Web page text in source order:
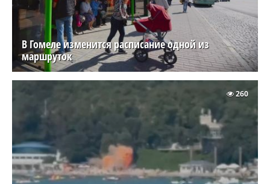
В Гомеле изменится расписание одной из
маршруток
260